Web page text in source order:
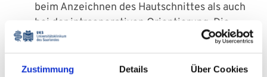
Zustimmung Details Über Cookies
beim Anzeichnen des Hautschnittes als auch
bei der intraoperativen Orientierung. Die
eingespielten nTMS- und DTI-Fibretracking-
Datensätze sind ebenfalls zu jederzeit für
den Operateur einsehbar. So gewährleisten